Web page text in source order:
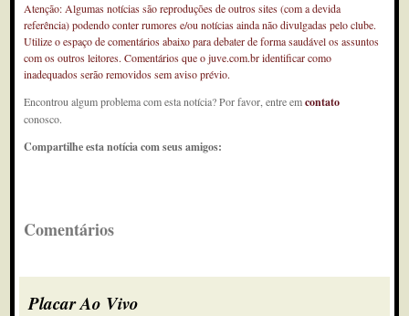
Atenção: Algumas notícias são reproduções de outros sites (com a devida
referência) podendo conter rumores e/ou notícias ainda não divulgadas pelo clube.
Utilize o espaço de comentários abaixo para debater de forma saudável os assuntos
com os outros leitores. Comentários que o juve.com.br identificar como
inadequados serão removidos sem aviso prévio.
Encontrou algum problema com esta notícia? Por favor, entre emcontato
conosco.
Compartilhe esta notícia com seus amigos:
Comentários
Placar Ao Vivo